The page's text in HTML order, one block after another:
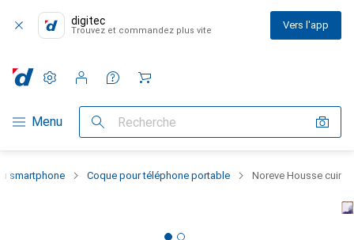
digitec
Trouvez et commandez plus vite Vers l'app
Navigation par catégorie
Menu Recherche
Paramètres
Compte client
Listes de comparaison
Listes d'envies
Panier
smartphone Coque pour téléphone portable Noreve Housse cuir